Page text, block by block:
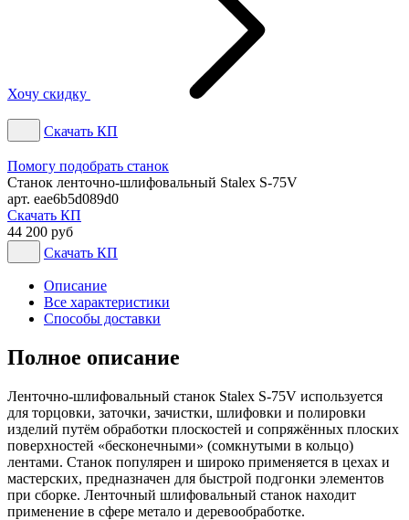
Хочу скидку
Скачать КП
Помогу подобрать станок
Станок ленточно-шлифовальный Stalex S-75V
арт. eae6b5d089d0
Скачать КП
44 200 руб
Скачать КП
Описание
Все характеристики
Способы доставки
Полное описание
Ленточно-шлифовальный станок Stalex S-75V используется
для торцовки, заточки, зачистки, шлифовки и полировки
изделий путём обработки плоскостей и сопряжённых плоских
поверхностей «бесконечными» (сомкнутыми в кольцо)
лентами. Станок популярен и широко применяется в цехах и
мастерских, предназначен для быстрой подгонки элементов
при сборке. Ленточный шлифовальный станок находит
применение в сфере метало и деревообработке.